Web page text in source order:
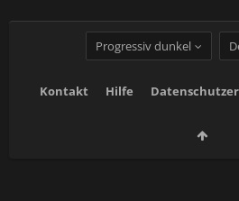
Progressiv dunkel
Kontakt Hilfe